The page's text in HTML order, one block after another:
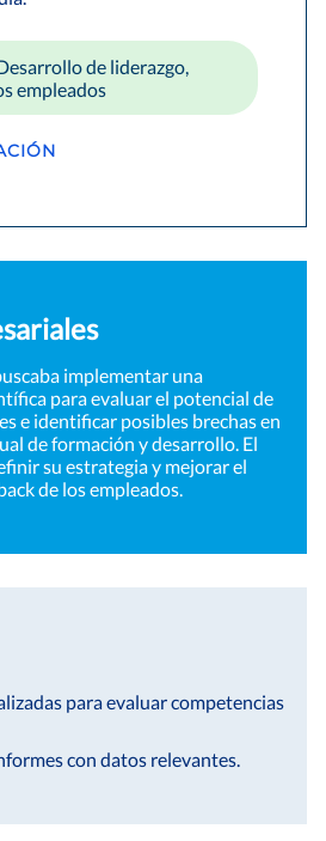
de liderazgo,
empleados
implementar una
para evaluar el potencial de
e identificar posibles brechas en
de formación y desarrollo. El
su estrategia y mejorar el
de los empleados.
para evaluar competencias
con datos relevantes.